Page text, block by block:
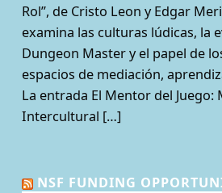
Rol”, de Cristo Leon y Edgar
examina las culturas lúdicas, la
Dungeon Master y el papel de
espacios de mediación,
La entrada El Mentor del Juego:
Intercultural […]
NSF FUNDING